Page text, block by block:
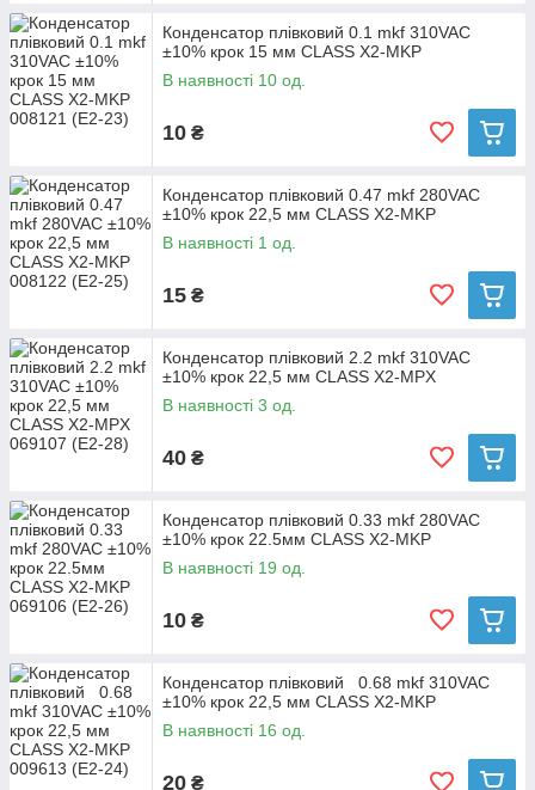
Конденсатор плівковий 0.1 mkf 310VAC
±10% крок 15 мм CLASS X2-MKP
В наявності 10 од.
10 ₴
Конденсатор плівковий 0.47 mkf 280VAC
±10% крок 22,5 мм CLASS X2-MKP
В наявності 1 од.
15 ₴
Конденсатор плівковий 2.2 mkf 310VAC
±10% крок 22,5 мм CLASS X2-MPX
В наявності 3 од.
40 ₴
Конденсатор плівковий 0.33 mkf 280VAC
±10% крок 22.5мм CLASS X2-MKP
В наявності 19 од.
10 ₴
Конденсатор плівковий 0.68 mkf 310VAC
±10% крок 22,5 мм CLASS X2-MKP
В наявності 16 од.
20 ₴